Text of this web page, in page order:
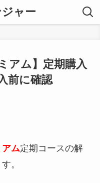
ャー
アム】定期購入
前に確認
アム定期コースの解
。